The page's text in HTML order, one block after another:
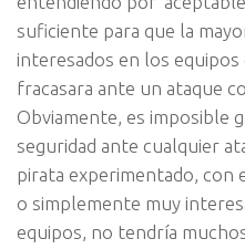
suficiente para que la
interesados en los
fracasara ante un ataque
Obviamente, es imposible
seguridad ante cualquier
pirata experimentado, con
o simplemente muy
equipos, no tendría